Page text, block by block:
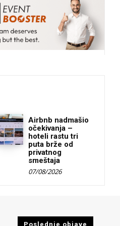
Airbnb nadmašio
očekivanja –
hoteli rastu tri
puta brže od
privatnog
smeštaja
07/08/2026
Poslednje objave